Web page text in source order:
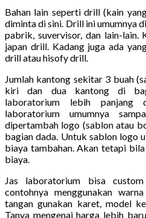
Bahan lain seperti drill (kain
diminta di sini. Drill ini umumnya
pabrik, suvervisor, dan lain-lain.
japan drill. Kadang juga ada
drill atau hisofy drill.
Jumlah kantong sekitar 3 buah
kiri dan dua kantong di
laboratorium lebih panjang
laboratorium umumnya
dipertambah logo (sablon atau
bagian dada. Untuk sablon logo
biaya tambahan. Akan tetapi
biaya.
Jas laboratorium bisa custom
contohnya menggunakan
tangan gunakan karet, model
Tanya mengenai harga lebih